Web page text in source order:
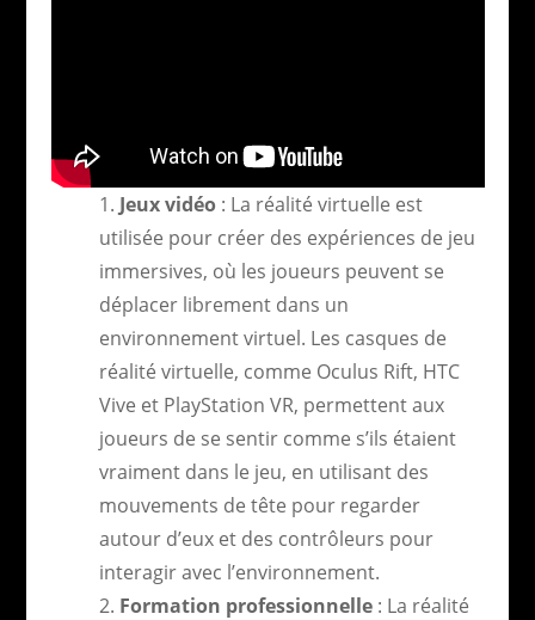
Jeux vidéo: La réalité virtuelle est
utilisée pour créer des expériences de jeu
immersives, où les joueurs peuvent se
déplacer librement dans un
environnement virtuel. Les casques de
réalité virtuelle, comme Oculus Rift, HTC
Vive et PlayStation VR, permettent aux
joueurs de se sentir comme s’ils étaient
vraiment dans le jeu, en utilisant des
mouvements de tête pour regarder
autour d’eux et des contrôleurs pour
interagir avec l’environnement.
Formation professionnelle: La réalité